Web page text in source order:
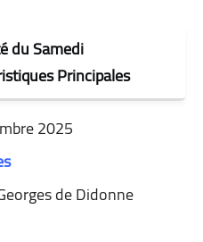
du Samedi
Principales
2025
de Didonne